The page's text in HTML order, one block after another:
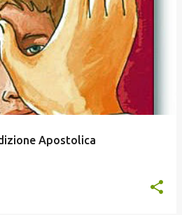
Apostolica